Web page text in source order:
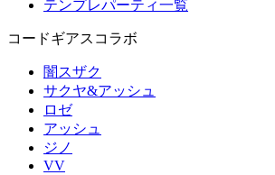
テンプレパーティ一覧
コードギアスコラボ
闇スザク
サクヤ&アッシュ
ロゼ
アッシュ
ジノ
VV